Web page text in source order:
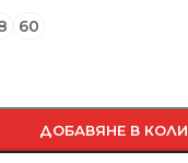
60
ДОБАВЯНЕ В